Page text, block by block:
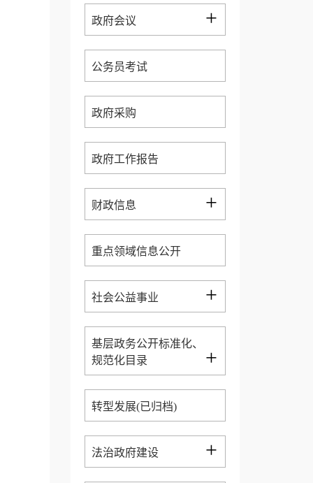
政府会议 +
公务员考试
政府采购
政府工作报告
财政信息 +
重点领域信息公开
社会公益事业 +
基层政务公开标准化、
规范化目录
+
转型发展(已归档)
法治政府建设 +